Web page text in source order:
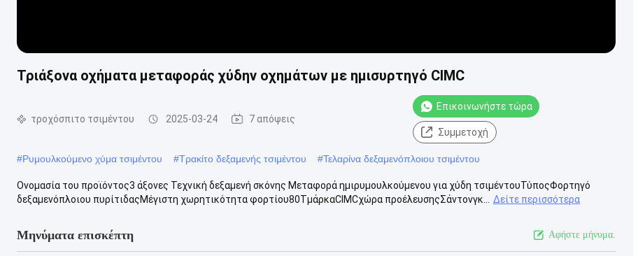
Τριάξονα οχήματα μεταφοράς χύδην οχημάτων με ημισυρτηγό CIMC
τροχόσπιτο τσιμέντου 2025-03-24 7 απόψεις
Επικοινωνήστε τώρα
Συμμετοχή
#Ρυμουλκούμενο χύμα τσιμέντου #Τρακίτο δεξαμενής τσιμέντου #Τελαρίνα δεξαμενόπλοιου τσιμέντου
Ονομασία του προϊόντος3 άξονες Τεχνική δεξαμενή σκόνης Μεταφορά ημιρυμουλκούμενου για χύδη τσιμέντουΤύποςΦορτηγό
δεξαμενόπλοιου πυρίτιδαςΜέγιστη χωρητικότητα φορτίου80TμάρκαCIMCχώρα προέλευσηςΣάντονγκ...
Δείτε περισσότερα
Μηνύματα επισκέπτη Αφήστε μήνυμα.